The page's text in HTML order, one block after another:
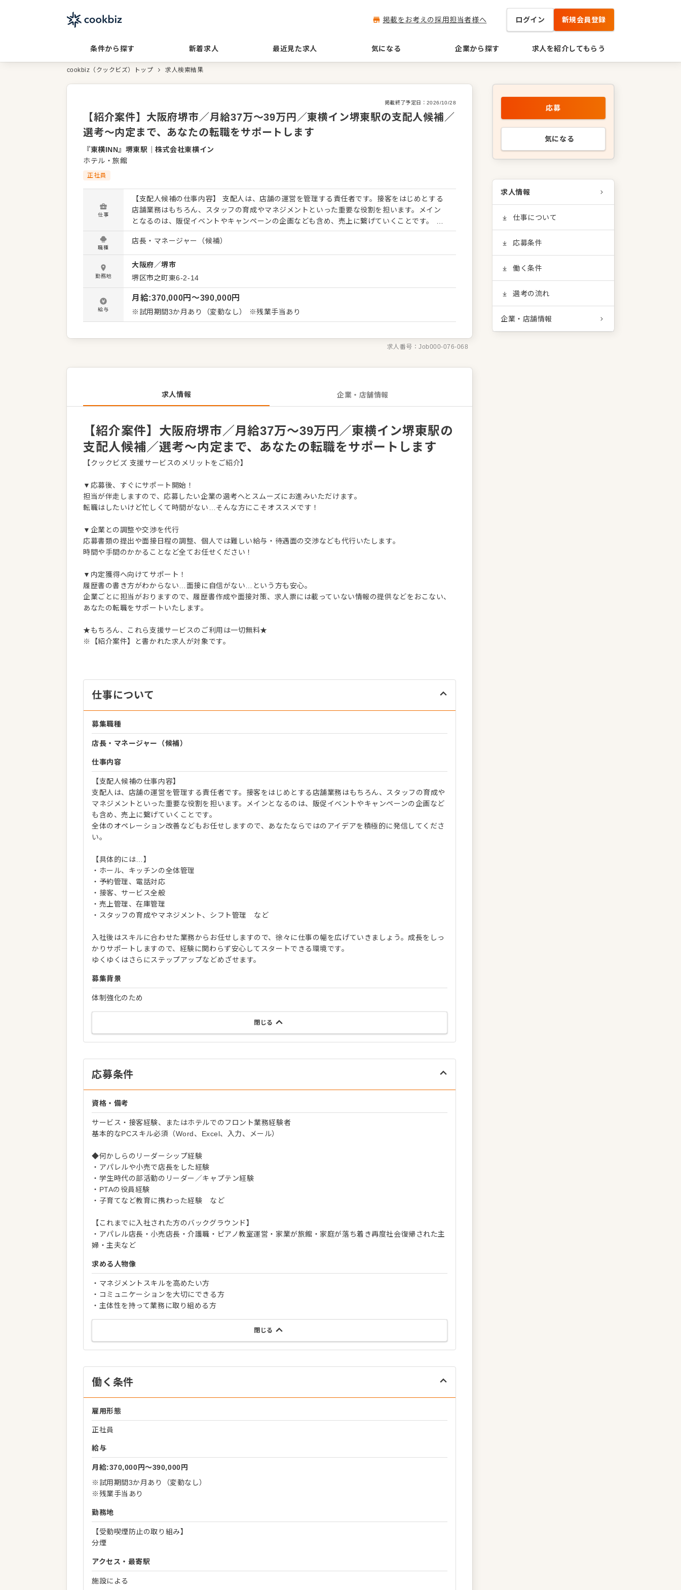
掲載をお考えの採用担当者様へ ログイン 新規会員登録
条件から探す 新着求人 最近見た求人 気になる 企業から探す 求人を紹介してもらう
cookbiz（クックビズ）トップ 求人検索結果
掲載終了予定日： 2026/10/28
【紹介案件】大阪府堺市／月給37万～39万円／東横イン堺東駅の支配人候補／
選考～内定まで、あなたの転職をサポートします
『東横INN』堺東駅 ｜株式会社東横イン
ホテル・旅館
正社員
仕事
【支配人候補の仕事内容】 支配人は、店舗の運営を管理する責任者です。接客をはじめとする
店舗業務はもちろん、スタッフの育成やマネジメントといった重要な役割を担います。メイン
となるのは、販促イベントやキャンペーンの企画なども含め、売上に繋げていくことです。 全
体のオペレーション改善などもお任せしますので、あなたならではのアイデアを積極的に発信
してください。 【具体的には…】 ・ホール、キッチンの全体管理 ・予約管理、電話対応 ・接
客、サービス全般 ・売上管理、在庫管理 ・スタッフの育成やマネジメント、シフト管理 など
入社後はスキルに合わせた業務からお任せしますので、徐々に仕事の幅を広げていきましょ
う。成長をしっかりサポートしますので、経験に関わらず安心してスタートできる環境です。
ゆくゆくはさらにステップアップなどめざせます。
職種
店長・マネージャー（候補）
勤務地
大阪府／堺市
堺区市之町東6-2-14
給与
月給:370,000円〜390,000円
※試用期間3か月あり（変動なし） ※残業手当あり
求人番号：Job000-076-068
求人情報 企業・店舗情報
【紹介案件】大阪府堺市／月給37万～39万円／東横イン堺東駅の
支配人候補／選考～内定まで、あなたの転職をサポートします
【クックビズ 支援サービスのメリットをご紹介】
▼応募後、すぐにサポート開始！
担当が伴走しますので、応募したい企業の選考へとスムーズにお進みいただけます。
転職はしたいけど忙しくて時間がない…そんな方にこそオススメです！
▼企業との調整や交渉を代行
応募書類の提出や面接日程の調整、個人では難しい給与・待遇面の交渉なども代行いたします。
時間や手間のかかることなど全てお任せください！
▼内定獲得へ向けてサポート！
履歴書の書き方がわからない…面接に自信がない…という方も安心。
企業ごとに担当がおりますので、履歴書作成や面接対策、求人票には載っていない情報の提供などをおこない、
あなたの転職をサポートいたします。
★もちろん、これら支援サービスのご利用は一切無料★
※【紹介案件】と書かれた求人が対象です。
仕事について
募集職種
店長・マネージャー（候補）
仕事内容
【支配人候補の仕事内容】
支配人は、店舗の運営を管理する責任者です。接客をはじめとする店舗業務はもちろん、スタッフの育成や
マネジメントといった重要な役割を担います。メインとなるのは、販促イベントやキャンペーンの企画など
も含め、売上に繋げていくことです。
全体のオペレーション改善などもお任せしますので、あなたならではのアイデアを積極的に発信してくださ
い。
【具体的には…】
・ホール、キッチンの全体管理
・予約管理、電話対応
・接客、サービス全般
・売上管理、在庫管理
・スタッフの育成やマネジメント、シフト管理 など
入社後はスキルに合わせた業務からお任せしますので、徐々に仕事の幅を広げていきましょう。成長をしっ
かりサポートしますので、経験に関わらず安心してスタートできる環境です。
ゆくゆくはさらにステップアップなどめざせます。
募集背景
体制強化のため
閉じる
応募条件
資格・備考
サービス・接客経験、またはホテルでのフロント業務経験者
基本的なPCスキル必須（Word、Excel、入力、メール）
◆何かしらのリーダーシップ経験
・アパレルや小売で店長をした経験
・学生時代の部活動のリーダー／キャプテン経験
・PTAの役員経験
・子育てなど教育に携わった経験 など
【これまでに入社された方のバックグラウンド】
・アパレル店長・小売店長・介護職・ピアノ教室運営・家業が旅館・家庭が落ち着き再度社会復帰された主
婦・主夫など
求める人物像
・マネジメントスキルを高めたい方
・コミュニケーションを大切にできる方
・主体性を持って業務に取り組める方
閉じる
働く条件
雇用形態
正社員
給与
月給:370,000円〜390,000円
※試用期間3か月あり（変動なし）
※残業手当あり
勤務地
【受動喫煙防止の取り組み】
分煙
アクセス・最寄駅
施設による
応募
気になる
求人情報
仕事について
応募条件
働く条件
選考の流れ
企業・店舗情報